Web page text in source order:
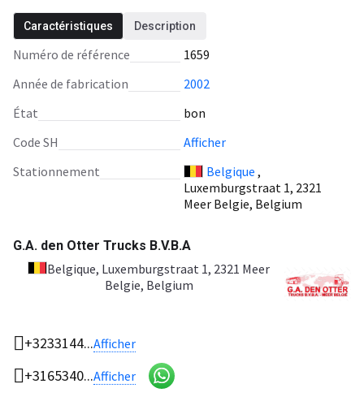
Caractéristiques Description
Numéro de référence
1659
Année de fabrication
2002
État
bon
Code SH
Afficher
Stationnement
Belgique ,
Luxemburgstraat 1, 2321
Meer Belgie, Belgium
G.A. den Otter Trucks B.V.B.A
Belgique, Luxemburgstraat 1, 2321 Meer
Belgie, Belgium
+3233144...Afficher
+3165340...Afficher